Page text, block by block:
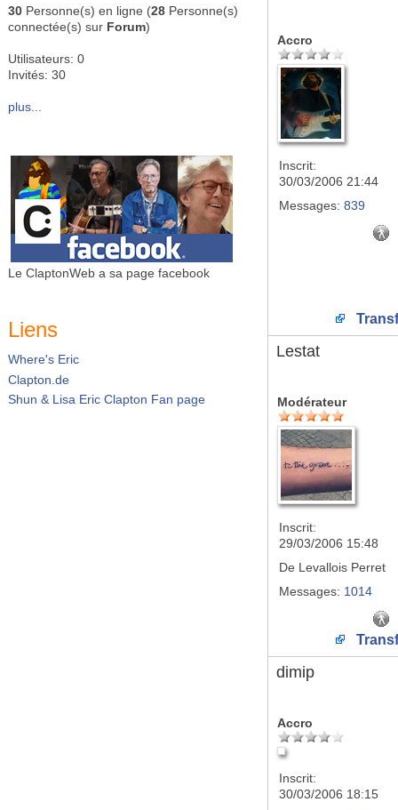
30 Personne(s) en ligne (28 Personne(s)
connectée(s) sur Forum)
Utilisateurs: 0
Invités: 30
plus...
Le ClaptonWeb a sa page facebook
Liens
Where's Eric
Clapton.de
Shun & Lisa Eric Clapton Fan page
Accro
Inscrit:
30/03/2006 21:44
Messages: 839
Lestat
Modérateur
Inscrit:
29/03/2006 15:48
De Levallois Perret
Messages: 1014
dimip
Accro
Inscrit:
30/03/2006 18:15